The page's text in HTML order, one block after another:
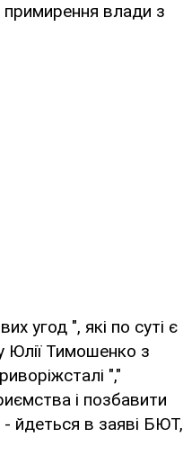
примирення влади з
угод ", які по суті є
Юлії Тимошенко з
","
і позбавити
йдеться в заяві БЮТ,